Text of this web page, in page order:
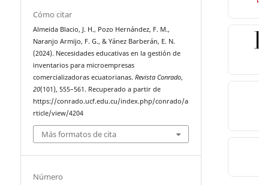
Cómo citar
Almeida Blacio, J. H., Pozo Hernández, F. M.,
Naranjo Armijo, F. G., & Yánez Barberán, E. N.
(2024). Necesidades educativas en la gestión de
inventarios para microempresas
comercializadoras ecuatorianas.Revista Conrado,
20(101), 555–561. Recuperado a partir de
https://conrado.ucf.edu.cu/index.php/conrado/a
rticle/view/4204
Más formatos de cita
Número